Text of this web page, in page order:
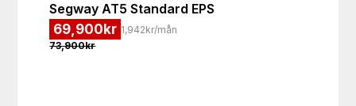
Segway AT5 Standard EPS
73,900kr
69,900 kr 1,942kr/mån